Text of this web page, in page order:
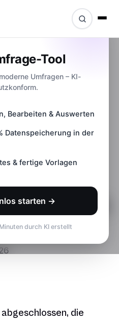
Tool
Umfragen – KI-
Bearbeiten & Auswerten
Datenspeicherung in der
& fertige Vorlagen
starten →
durch KI erstellt
richtig
geht's inkl.
die